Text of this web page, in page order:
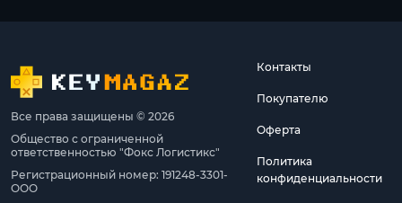
Все права защищены © 2026
Общество с ограниченной
ответственностью "Фокс Логистикс"
Регистрационный номер: 191248-3301-
ООО
Контакты
Покупателю
Оферта
Политика
конфиденциальности